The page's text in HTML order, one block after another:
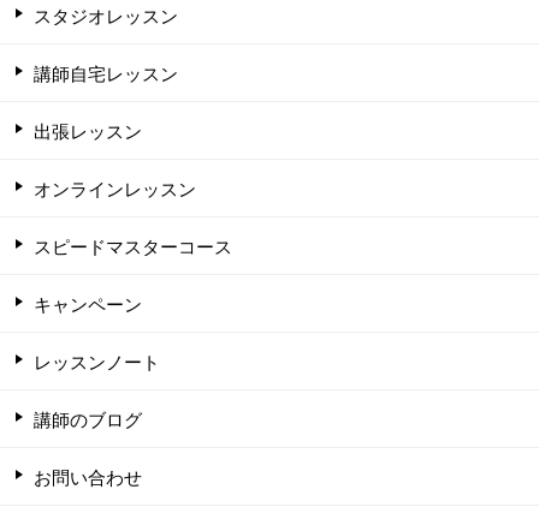
スタジオレッスン
講師自宅レッスン
出張レッスン
オンラインレッスン
スピードマスターコース
キャンペーン
レッスンノート
講師のブログ
お問い合わせ